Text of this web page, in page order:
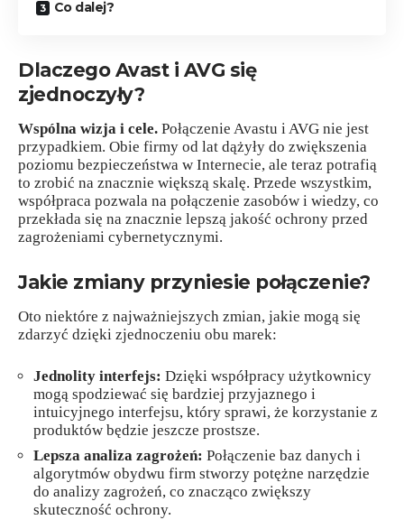
Co dalej?
Dlaczego Avast i AVG się
zjednoczyły?
Wspólna wizja i cele. Połączenie Avastu i AVG nie jest
przypadkiem. Obie firmy od lat dążyły do zwiększenia
poziomu bezpieczeństwa w Internecie, ale teraz potrafią
to zrobić na znacznie większą skalę. Przede wszystkim,
współpraca pozwala na połączenie zasobów i wiedzy, co
przekłada się na znacznie lepszą jakość ochrony przed
zagrożeniami cybernetycznymi.
Jakie zmiany przyniesie połączenie?
Oto niektóre z najważniejszych zmian, jakie mogą się
zdarzyć dzięki zjednoczeniu obu marek:
Jednolity interfejs: Dzięki współpracy użytkownicy
mogą spodziewać się bardziej przyjaznego i
intuicyjnego interfejsu, który sprawi, że korzystanie z
produktów będzie jeszcze prostsze.
Lepsza analiza zagrożeń: Połączenie baz danych i
algorytmów obydwu firm stworzy potężne narzędzie
do analizy zagrożeń, co znacząco zwiększy
skuteczność ochrony.